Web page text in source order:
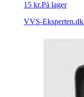
15 kr.På lager
VVS-Eksperten.dk